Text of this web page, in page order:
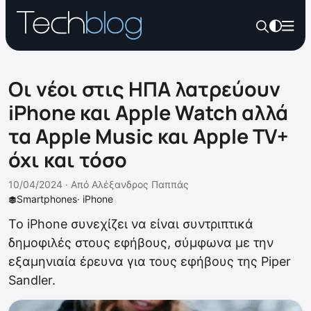
Οι νέοι στις ΗΠΑ λατρεύουν
iPhone και Apple Watch αλλά
τα Apple Music και Apple TV+
όχι και τόσο
Smartphones· iPhone
10/04/2024 · Από Αλέξανδρος Παππάς
Το iPhone συνεχίζει να είναι συντριπτικά
δημοφιλές στους εφήβους, σύμφωνα με την
εξαμηνιαία έρευνα για τους εφήβους της Piper
Sandler.